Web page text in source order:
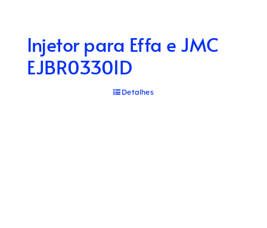
Injetor para Effa e JMC
EJBR03301D
Detalhes